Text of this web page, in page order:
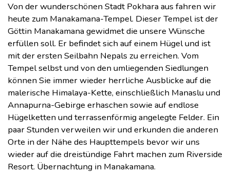
Von der wunderschönen Stadt Pokhara aus fahren wir
heute zum Manakamana-Tempel. Dieser Tempel ist der
Göttin Manakamana gewidmet die unsere Wünsche
erfüllen soll. Er befindet sich auf einem Hügel und ist
mit der ersten Seilbahn Nepals zu erreichen. Vom
Tempel selbst und von den umliegenden Siedlungen
können Sie immer wieder herrliche Ausblicke auf die
malerische Himalaya-Kette, einschließlich Manaslu und
Annapurna-Gebirge erhaschen sowie auf endlose
Hügelketten und terrassenförmig angelegte Felder. Ein
paar Stunden verweilen wir und erkunden die anderen
Orte in der Nähe des Haupttempels bevor wir uns
wieder auf die dreistündige Fahrt machen zum Riverside
Resort. Übernachtung in Manakamana.